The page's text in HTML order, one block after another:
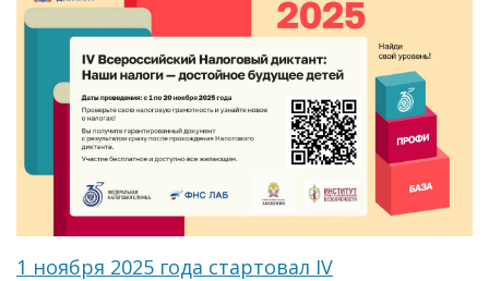
1 ноября 2025 года стартовал IV